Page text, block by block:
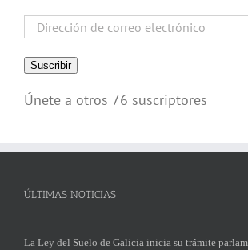
Dirección
correo
electrónico
Suscribir
Únete a otros 76 suscriptores
ÚLTIMAS NOTICIAS
La Ley del Suelo de Galicia inicia su trámite